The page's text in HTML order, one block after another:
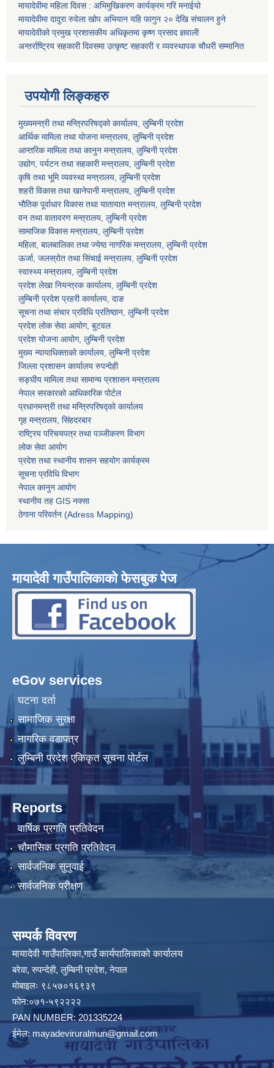
मायादेवीमा महिला दिवस : अभिमुखिकरण कार्यक्रम गरि मनाईयो
मायादेवीमा दादुरा रुवेला खोप अभियान यहि फागुन २० देखि संचालन हुने
मायादेवीको प्रमुख प्रशासकीय अधिकृतमा कृष्ण प्रसाद ज्ञवाली
अन्तर्राष्ट्रिय सहकारी दिवसमा उत्कृष्ट सहकारी र व्यवस्थापक चौधरी सम्मानित
उपयोगी लिङ्कहरु
मुख्यमन्त्री तथा मन्त्रिपरिषद्को कार्यालय, लुम्बिनी प्रदेश
आर्थिक मामिला तथा योजना मन्त्रालय, लुम्बिनी प्रदेश
आन्तरिक मामिला तथा कानुन मन्त्रालय, लुम्बिनी प्रदेश
उद्योग, पर्यटन तथा सहकारी मन्त्रालय, लुम्बिनी प्रदेश
कृषि तथा भूमि व्यवस्था मन्त्रालय, लुम्बिनी प्रदेश
शहरी विकास तथा खानेपानी मन्त्रालय, लुम्बिनी प्रदेश
भौतिक पूर्वाधार विकास तथा यातायात मन्त्रालय, लुम्बिनी प्रदेश
वन तथा वातावरण मन्त्रालय, लुम्बिनी प्रदेश
सामाजिक विकास मन्त्रालय, लुम्बिनी प्रदेश
महिला, बालबालिका तथा ज्येष्ठ नागरिक मन्त्रालय, लुम्बिनी प्रदेश
ऊर्जा, जलस्रोत तथा सिंचाई मन्त्रालय, लुम्बिनी प्रदेश
स्वास्थ्य मन्त्रालय, लुम्बिनी प्रदेश
प्रदेश लेखा नियन्त्रक कार्यालय, लुम्बिनी प्रदेश
लुम्बिनी प्रदेश प्रहरी कार्यालय, दाङ
सूचना तथा संचार प्रविधि प्रतिष्ठान, लुम्बिनी प्रदेश
प्रदेश लोक सेवा आयोग, बुटवल
प्रदेश योजना आयोग, लुम्बिनी प्रदेश
मुख्य न्यायाधिक्ताको कार्यालय, लुम्बिनी प्रदेश
जिल्ला प्रशासन कार्यालय रुपन्देही
सङ्घीय मामिला तथा सामान्य प्रशासन मन्त्रालय
नेपाल सरकारको आधिकारिक पोर्टल
प्रधानमन्त्री तथा मन्त्रिपरिषद्को कार्यालय
गृह मन्त्रालय, सिंहदरबार
राष्ट्रिय परिचयपत्र तथा पञ्जीकरण विभाग
लोक सेवा आयोग
प्रदेश तथा स्थानीय शासन सहयोग कार्यक्रम
सूचना प्रविधि विभाग
नेपाल कानुन आयोग
स्थानीय तह GIS नक्सा
ठेगाना परिवर्तन (Adress Mapping)
मायादेवी गाउँपालिकाको फेसबुक पेज
eGov services
घटना दर्ता
सामाजिक सुरक्षा
नागरिक वडापत्र
लुम्बिनी प्रदेश एकिकृत सूचना पोर्टल
Reports
वार्षिक प्रगति प्रतिवेदन
चौमासिक प्रगति प्रतिवेदन
सार्वजनिक सुनुवाई
सार्वजनिक परीक्षण
सम्पर्क विवरण
मायादेवी गाउँपालिका,गाउँ कार्यपालिकाको कार्यालय
बरेवा, रुपन्देही, लुम्बिनी प्रदेश, नेपाल
मोबाइलः ९८५७०१६९३९
फोन:०७१-५९२२२२
PAN NUMBER: 201335224
ईमेल: mayadeviruralmun@gmail.com